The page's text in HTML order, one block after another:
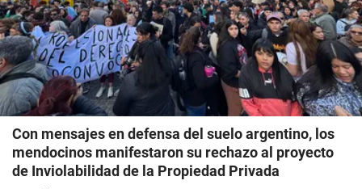
Con mensajes en defensa del suelo argentino, los
mendocinos manifestaron su rechazo al proyecto
de Inviolabilidad de la Propiedad Privada